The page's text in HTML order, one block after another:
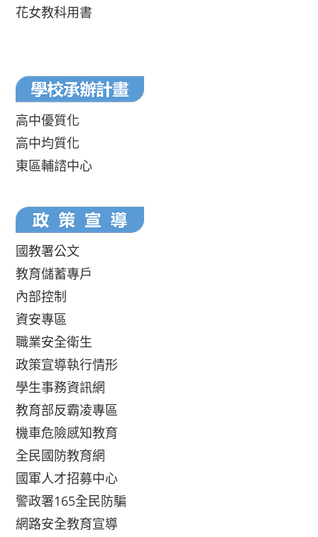
花女教科用書
高中優質化
高中均質化
東區輔諮中心
國教署公文
教育儲蓄專戶
內部控制
資安專區
職業安全衛生
政策宣導執行情形
學生事務資訊網
教育部反霸凌專區
機車危險感知教育
全民國防教育網
國軍人才招募中心
警政署165全民防騙
網路安全教育宣導